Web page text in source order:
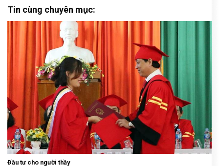
Tin cùng chuyên mục:
Đầu tư cho người thầy